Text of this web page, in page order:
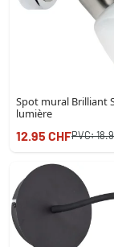
Spot mural Brilliant
lumière
12.95 CHFPVC: